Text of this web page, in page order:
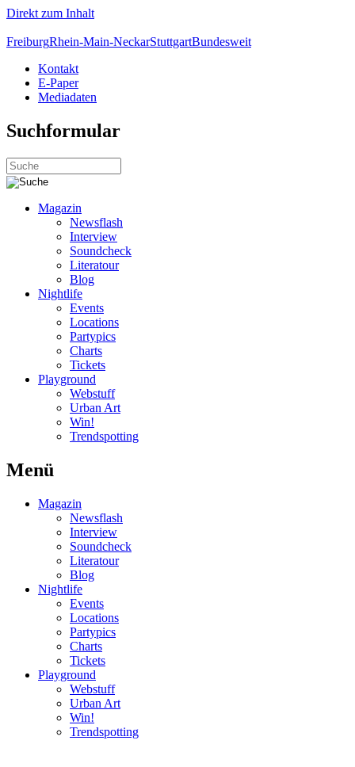
Direkt zum Inhalt
FreiburgRhein-Main-NeckarStuttgartBundesweit
Kontakt
E-Paper
Mediadaten
Suchformular
Magazin
Newsflash
Interview
Soundcheck
Literatour
Blog
Nightlife
Events
Locations
Partypics
Charts
Tickets
Playground
Webstuff
Urban Art
Win!
Trendspotting
Menü
Magazin
Newsflash
Interview
Soundcheck
Literatour
Blog
Nightlife
Events
Locations
Partypics
Charts
Tickets
Playground
Webstuff
Urban Art
Win!
Trendspotting